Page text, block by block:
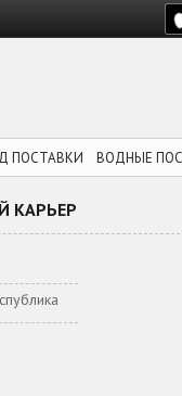
ПОСТАВКИ ВОДНЫЕ
КАРЬЕР